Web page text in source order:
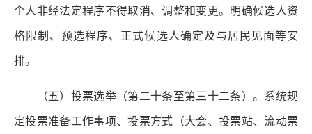
个人非经法定程序不得取消、调整和变更。明确候选人资
格限制、预选程序、正式候选人确定及与居民见面等安
排。
（五）投票选举（第二十条至第三十二条）。系统规
定投票准备工作事项、投票方式（大会、投票站、流动票